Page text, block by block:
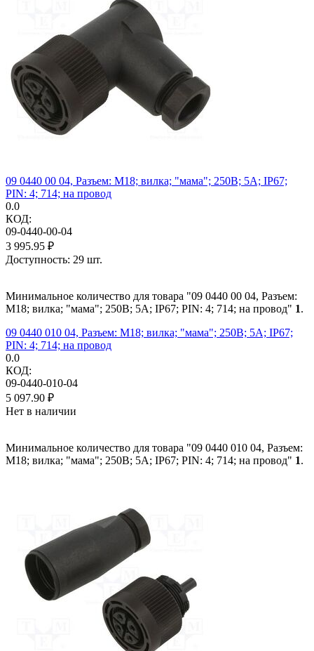
09 0440 00 04, Разъем: M18; вилка; "мама"; 250В; 5А; IP67;
PIN: 4; 714; на провод
0.0
КОД:
09-0440-00-04
3 995.95 ₽
Доступность: 29 шт.
Минимальное количество для товара "09 0440 00 04, Разъем:
M18; вилка; "мама"; 250В; 5А; IP67; PIN: 4; 714; на провод" 1.
09 0440 010 04, Разъем: M18; вилка; "мама"; 250В; 5А; IP67;
PIN: 4; 714; на провод
0.0
КОД:
09-0440-010-04
5 097.90 ₽
Нет в наличии
Минимальное количество для товара "09 0440 010 04, Разъем:
M18; вилка; "мама"; 250В; 5А; IP67; PIN: 4; 714; на провод" 1.